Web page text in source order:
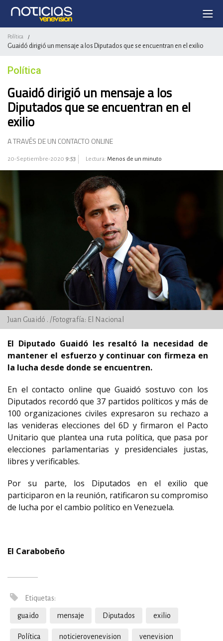
Política /
Guaidó dirigió un mensaje a los Diputados que se encuentran en el exilio
Política
Guaidó dirigió un mensaje a los
Diputados que se encuentran en el
exilio
A TRAVÉS DE UN CONTACTO ONLINE
20-Septiembre-2020 9:53 Lectura: Menos de un minuto
Juan Guaidó . /Fotografía: El Nacional
El Diputado Guaidó les resaltó la necesidad de
mantener el esfuerzo y continuar con firmeza en
la lucha desde donde se encuentren.
En el contacto online que Guaidó sostuvo con los
Diputados recordó que 37 partidos políticos y más de
100 organizaciones civiles expresaron su rechazo a
las venideras elecciones del 6D y firmaron el Pacto
Unitario que plantea una ruta política, que pasa por
elecciones parlamentarias y presidenciales justas,
libres y verificables.
Por su parte, los Diputados en el exilio que
participaron en la reunión, ratificaron su compromiso
de lucha por el cambio político en Venezuela.
El Carabobeño
Etiquetas:
guaido mensaje Diputados exilio
Política noticierovenevision venevision